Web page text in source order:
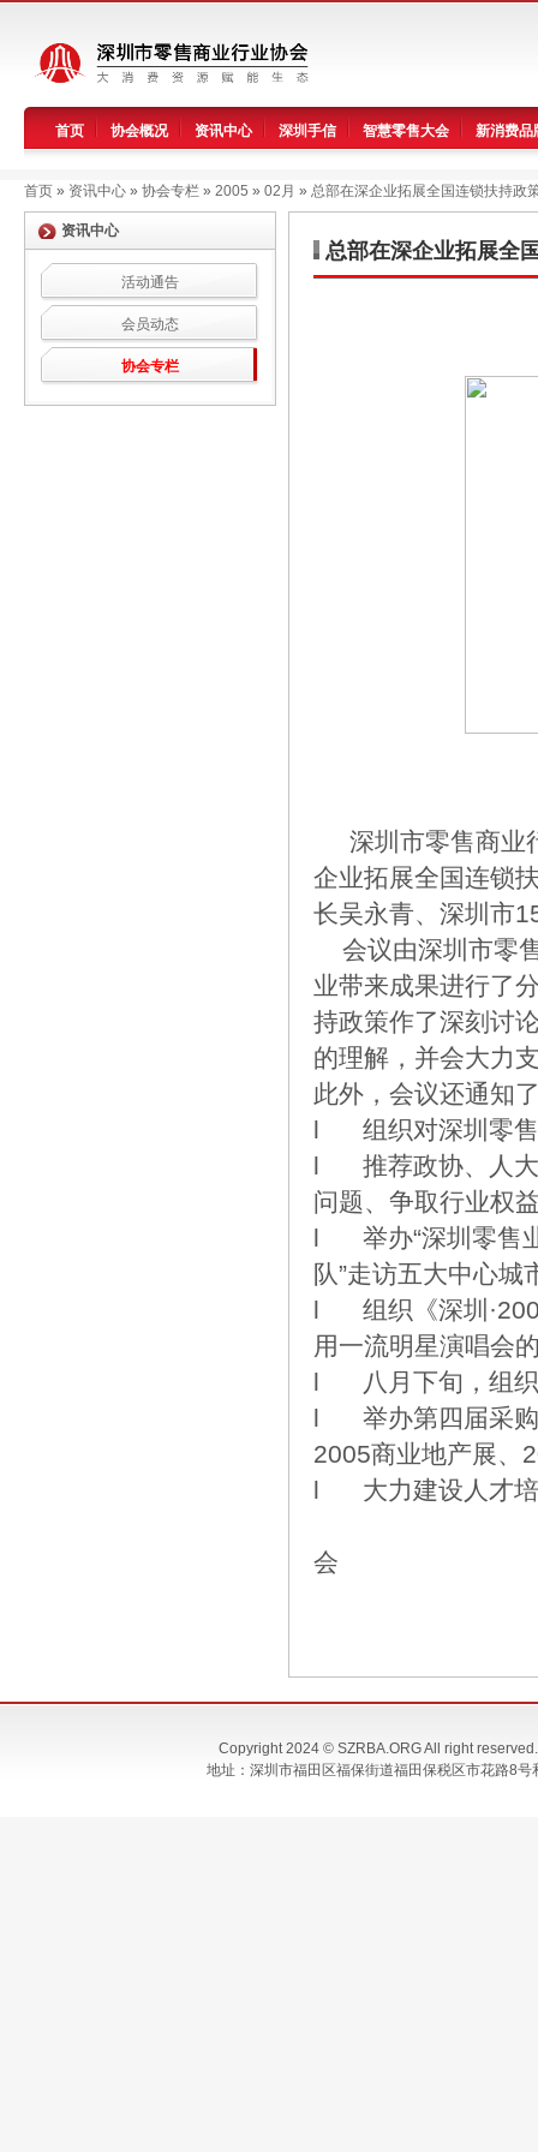
首页 协会概况 资讯中心 深圳手信 智慧零售大会 新消费品
首页 » 资讯中心 » 协会专栏 » 2005 » 02月 » 总部在深企业拓展全国连锁扶持政
资讯中心
活动通告
会员动态
协会专栏
总部在深企业拓展全
深圳市零售商业
企业拓展全国连锁
长吴永青、深圳市
会议由深圳市零
业带来成果进行了
持政策作了深刻讨
的理解，并会大力
此外，会议还通知
l 组织对深圳零售
l 推荐政协、人大
问题、争取行业权
l 举办“深圳零售业
队”走访五大中心
l 组织《深圳
用一流明星演唱会
l 八月下旬，组织
l 举办第四届采购
2005商业地产展、
l 大力建设人才培
会
Copyright 2024 © SZRBA.ORG All right
地址：深圳市福田区福保街道福田保税区市花路8